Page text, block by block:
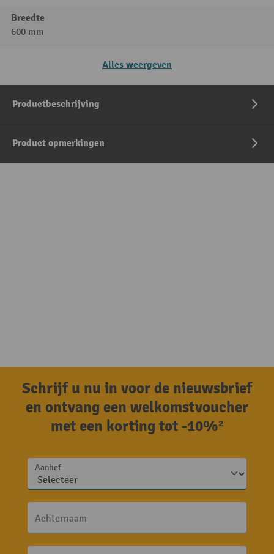
Breedte
600 mm
Alles weergeven
Productbeschrijving
Product opmerkingen
Schrijf u nu in voor de nieuwsbrief
en ontvang een welkomstvoucher
met een korting tot -10%²
Aanhef
Achternaam